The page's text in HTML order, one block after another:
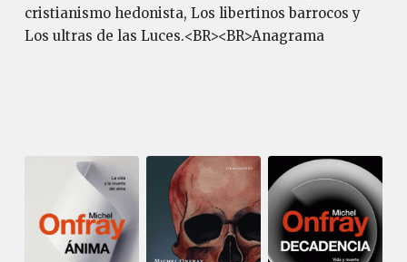
cristianismo hedonista, Los libertinos barrocos y
Los ultras de las Luces.<BR><BR>Anagrama